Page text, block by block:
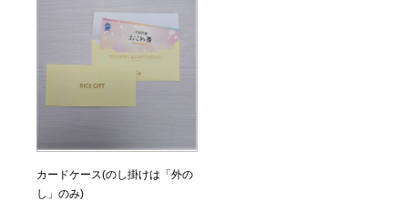
カードケース(のし掛けは「外の
し」のみ)